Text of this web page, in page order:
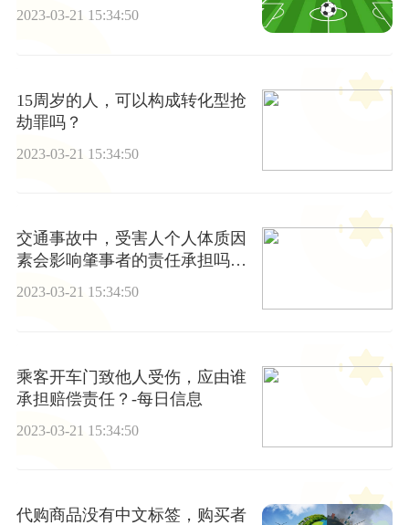
2023-03-21 15:34:50
15周岁的人，可以构成转化型抢
劫罪吗？
2023-03-21 15:34:50
交通事故中，受害人个人体质因
素会影响肇事者的责任承担吗？
_热门
2023-03-21 15:34:50
乘客开车门致他人受伤，应由谁
承担赔偿责任？-每日信息
2023-03-21 15:34:50
代购商品没有中文标签，购买者